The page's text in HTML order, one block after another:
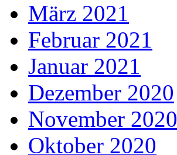
März 2021
Februar 2021
Januar 2021
Dezember 2020
November 2020
Oktober 2020